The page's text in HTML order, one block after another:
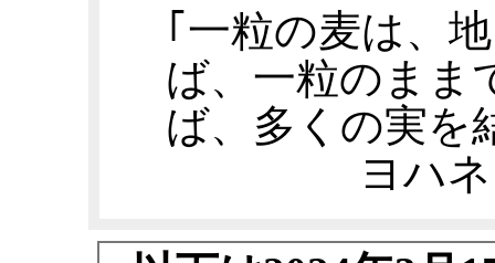
｢一粒の麦は、
ば、一粒のまま
ば、多くの実を
ヨハ